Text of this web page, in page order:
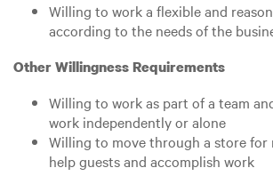
Willing to work a flexible and
according to the needs of the
Other Willingness Requirements
Willing to work as part of a team
work independently or alone
Willing to move through a store for
help guests and accomplish work